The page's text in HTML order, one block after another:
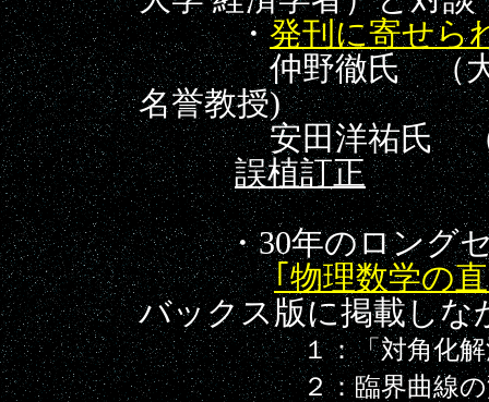
・発刊に寄せら
仲野徹氏 （
名誉教授)
安田洋祐氏
誤植訂正
・30年のロングセ
｢物理数学の
バックス版に掲載しな
１：「対角化
２：臨界曲線